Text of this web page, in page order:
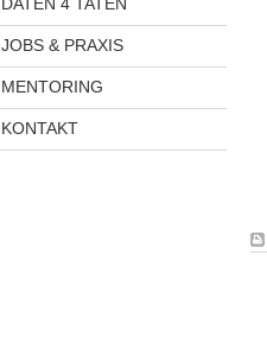
JOBS & PRAXIS
MENTORING
KONTAKT